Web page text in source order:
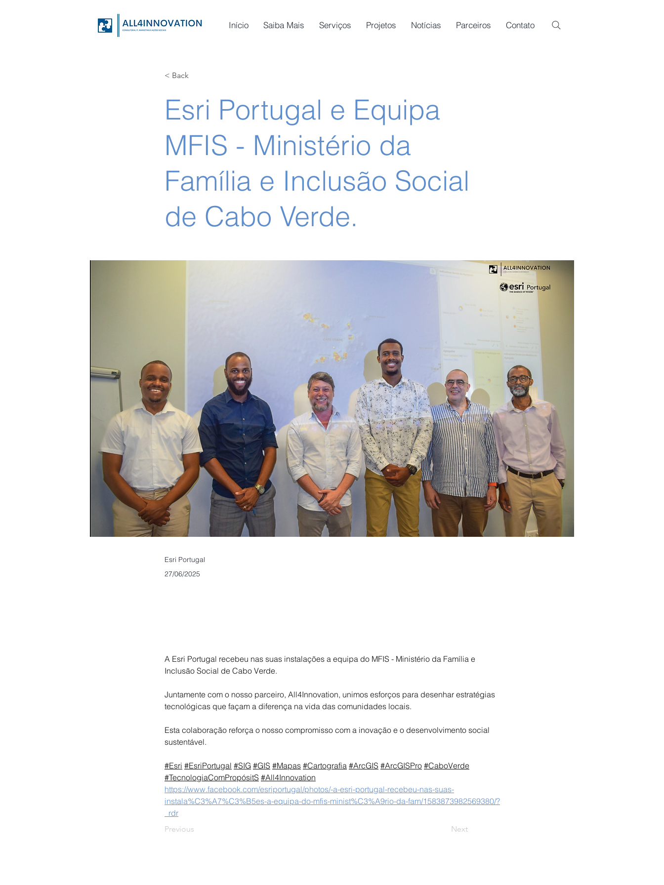
Início Saiba Mais Serviços Projetos Notícias Parceiros Contato
< Back
Esri Portugal e Equipa
MFIS - Ministério da
Família e Inclusão Social
de Cabo Verde.
Esri Portugal
27/06/2025
A Esri Portugal recebeu nas suas instalações a equipa do MFIS - Ministério da Família e
Inclusão Social de Cabo Verde.
Juntamente com o nosso parceiro, All4Innovation, unimos esforços para desenhar estratégias
tecnológicas que façam a diferença na vida das comunidades locais.
Esta colaboração reforça o nosso compromisso com a inovação e o desenvolvimento social
sustentável.
#Esri #EsriPortugal #SIG #GIS #Mapas #Cartografia #ArcGIS #ArcGISPro #CaboVerde
#TecnologiaComPropósitS #All4Innovation
https://www.facebook.com/esriportugal/photos/-a-esri-portugal-recebeu-nas-suas-
instala%C3%A7%C3%B5es-a-equipa-do-mfis-minist%C3%A9rio-da-fam/1583873982569380/?
_rdr
Previous Next